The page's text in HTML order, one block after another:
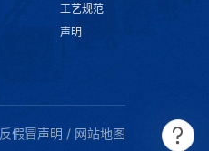
工艺规范
声明
反假冒声明 / 网站地图